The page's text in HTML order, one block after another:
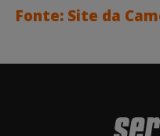
Fonte: Site da